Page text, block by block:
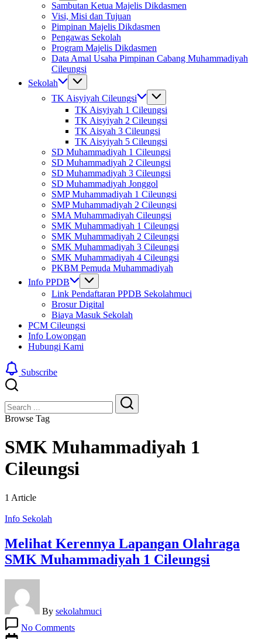
Sambutan Ketua Majelis Dikdasmen
Visi, Misi dan Tujuan
Pimpinan Majelis Dikdasmen
Pengawas Sekolah
Program Majelis Dikdasmen
Data Amal Usaha Pimpinan Cabang Muhammadiyah
Cileungsi
Sekolah
TK Aisyiyah Cileungsi
TK Aisyiyah 1 Cileungsi
TK Aisyiyah 2 Cileungsi
TK Aisyah 3 Cileungsi
TK Aisyiyah 5 Cileungsi
SD Muhammadiyah 1 Cileungsi
SD Muhammadiyah 2 Cileungsi
SD Muhammadiyah 3 Cileungsi
SD Muhammadiyah Jonggol
SMP Muhammadiyah 1 Cileungsi
SMP Muhammadiyah 2 Cileungsi
SMA Muhammadiyah Cileungsi
SMK Muhammadiyah 1 Cileungsi
SMK Muhammadiyah 2 Cileungsi
SMK Muhammadiyah 3 Cileungsi
SMK Muhammadiyah 4 Cileungsi
PKBM Pemuda Muhammadiyah
Info PPDB
Link Pendaftaran PPDB Sekolahmuci
Brosur Digital
Biaya Masuk Sekolah
PCM Cileungsi
Info Lowongan
Hubungi Kami
Subscribe
Search
Search
Browse Tag
SMK Muhammadiyah 1
Cileungsi
1 Article
Info Sekolah
Melihat Kerennya Lapangan Olahraga
SMK Muhammadiyah 1 Cileungsi
By sekolahmuci
No CommentsMelihat